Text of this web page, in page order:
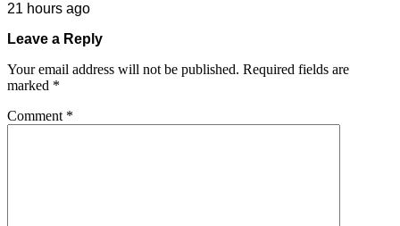
21 hours ago
Leave a Reply
Your email address will not be published. Required fields are
marked *
Comment *